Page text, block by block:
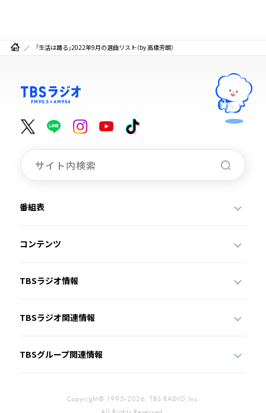
「生活は踊る」2022年9月の選曲リスト（by 高橋芳朗）
番組表
コンテンツ
TBSラジオ情報
TBSラジオ関連情報
TBSグループ関連情報
Copyright© 1995-2026, TBS RADIO,Inc.